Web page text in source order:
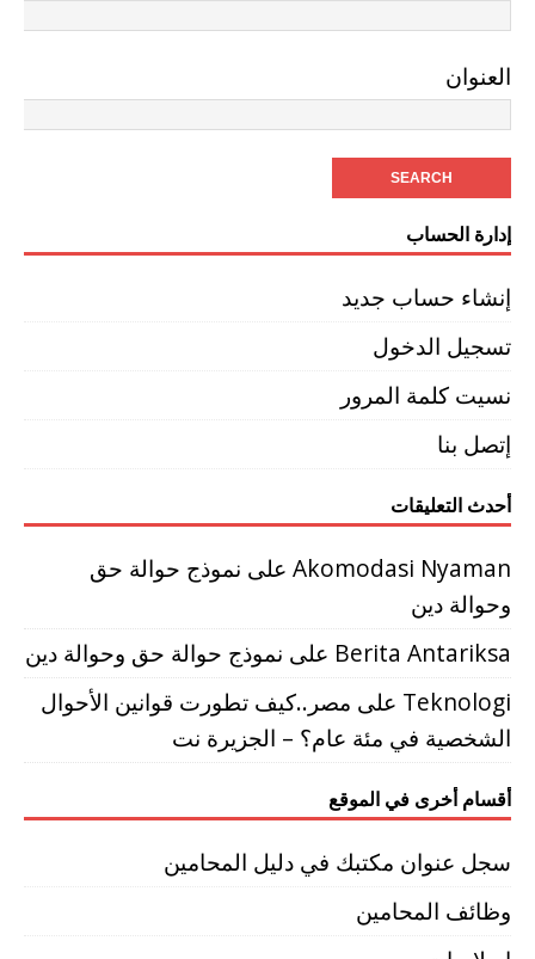
العنوان
إدارة الحساب
إنشاء حساب جديد
تسجيل الدخول
نسيت كلمة المرور
إتصل بنا
أحدث التعليقات
Akomodasi Nyaman على نموذج حوالة حق
وحوالة دين
Berita Antariksa على نموذج حوالة حق وحوالة دين
Teknologi على مصر..كيف تطورت قوانين الأحوال
الشخصية في مئة عام؟ – الجزيرة نت
أقسام أخرى في الموقع
سجل عنوان مكتبك في دليل المحامين
وظائف المحامين